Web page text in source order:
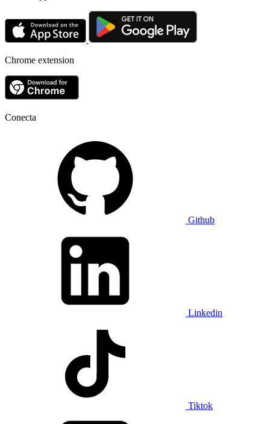
Chrome extension
Conecta
Github
Linkedin
Tiktok